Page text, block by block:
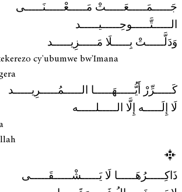
جَـــــمَـــــعَـــــتْ مَـــــعْـــــنَـــــى
الـــــتَّـــــوحِـــــيـــــد
وَدَلَّـــــتْ بِـــــلَا مَـــــزِيـــــد
cy'ubumwe bw'Imana
كَـــــرِّرْ أَيُّـــــهَـــــا الـــــمُـــــرِيـــــد
لَا إِلَـــــه إِلَّا الـــــلـــــه
ذَاكِـــــرُهَـــــا لَا يَـــــشْـــــقَـــــى